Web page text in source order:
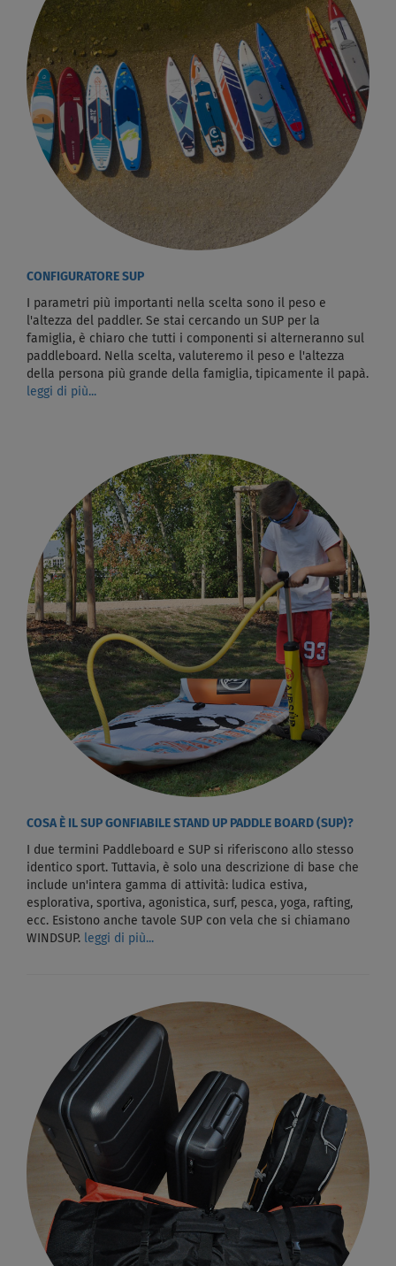
CONFIGURATORE SUP
I parametri più importanti nella scelta sono il peso e
l'altezza del paddler. Se stai cercando un SUP per la
famiglia, è chiaro che tutti i componenti si alterneranno sul
paddleboard. Nella scelta, valuteremo il peso e l'altezza
della persona più grande della famiglia, tipicamente il papà.
leggi di più...
COSA È IL SUP GONFIABILE STAND UP PADDLE BOARD (SUP)?
I due termini Paddleboard e SUP si riferiscono allo stesso
identico sport. Tuttavia, è solo una descrizione di base che
include un'intera gamma di attività: ludica estiva,
esplorativa, sportiva, agonistica, surf, pesca, yoga, rafting,
ecc. Esistono anche tavole SUP con vela che si chiamano
WINDSUP.
leggi di più...